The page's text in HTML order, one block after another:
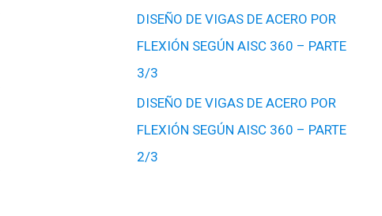
DISEÑO DE VIGAS DE ACERO POR
FLEXIÓN SEGÚN AISC 360 – PARTE
3/3
DISEÑO DE VIGAS DE ACERO POR
FLEXIÓN SEGÚN AISC 360 – PARTE
2/3